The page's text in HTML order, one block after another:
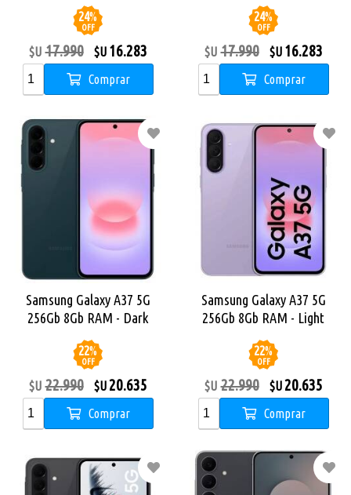
24%
OFF
$U 17.990 $U 16.283
Comprar
24%
OFF
$U 17.990 $U 16.283
Comprar
Samsung Galaxy A37 5G
256Gb 8Gb RAM - Dark
Green
22%
OFF
$U 22.990 $U20.635
Comprar
Samsung Galaxy A37 5G
256Gb 8Gb RAM - Light
Violet
22%
OFF
$U 22.990 $U20.635
Comprar